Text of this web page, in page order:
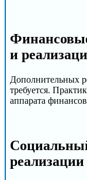
и
Дополнительных
требуется.
аппарата